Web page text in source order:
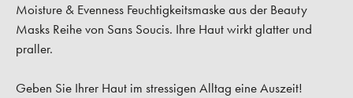
Moisture & Evenness Feuchtigkeitsmaske aus der Beauty
Masks Reihe von Sans Soucis. Ihre Haut wirkt glatter und
praller.
Geben Sie Ihrer Haut im stressigen Alltag eine Auszeit!